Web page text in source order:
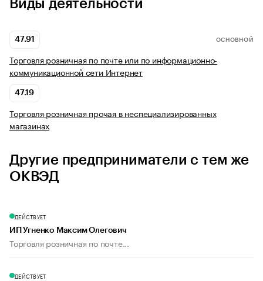
Виды деятельности
47.91 ОСНОВНОЙ
Торговля розничная по почте или по информационно-
коммуникационной сети Интернет
47.19
Торговля розничная прочая в неспециализированных
магазинах
Другие предприниматели с тем же
ОКВЭД
ДЕЙСТВУЕТ
ИП Угненко Максим Олегович
Торговля розничная по почте...
ДЕЙСТВУЕТ